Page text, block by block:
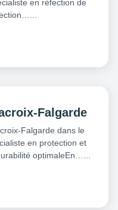
en réfection de
Falgarde
Falgarde dans le
en protection et
optimaleEn…...